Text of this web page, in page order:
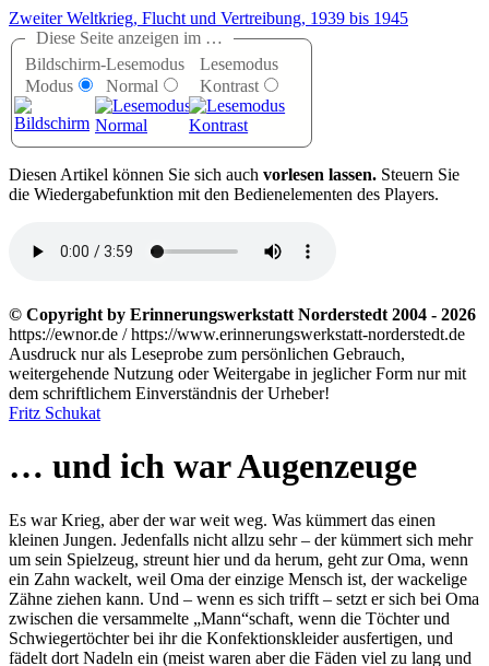
Zweiter Weltkrieg, Flucht und Vertreibung, 1939 bis 1945
Diese Seite anzeigen im …
Bildschirm-
Modus
Lesemodus
Normal
Lesemodus
Kontrast
Diesen Artikel können Sie sich auch vorlesen lassen. Steuern Sie
die Wiedergabefunktion mit den Bedienelementen des Players.
© Copyright by Erinnerungswerkstatt Norderstedt 2004 - 2026
https://ewnor.de / https://www.erinnerungswerkstatt-norderstedt.de
Ausdruck nur als Leseprobe zum persönlichen Gebrauch,
weitergehende Nutzung oder Weitergabe in jeglicher Form nur mit
dem schriftlichem Einverständnis der Urheber!
Fritz Schukat
… und ich war Augenzeuge
Es war Krieg, aber der war weit weg. Was kümmert das einen
kleinen Jungen. Jedenfalls nicht allzu sehr – der kümmert sich mehr
um sein Spielzeug, streunt hier und da herum, geht zur Oma, wenn
ein Zahn wackelt, weil Oma der einzige Mensch ist, der wackelige
Zähne ziehen kann. Und – wenn es sich trifft – setzt er sich bei Oma
zwischen die versammelte
Mann schaft, wenn die Töchter und
Schwiegertöchter bei ihr die Konfektionskleider ausfertigen, und
fädelt dort Nadeln ein (meist waren aber die Fäden viel zu lang und